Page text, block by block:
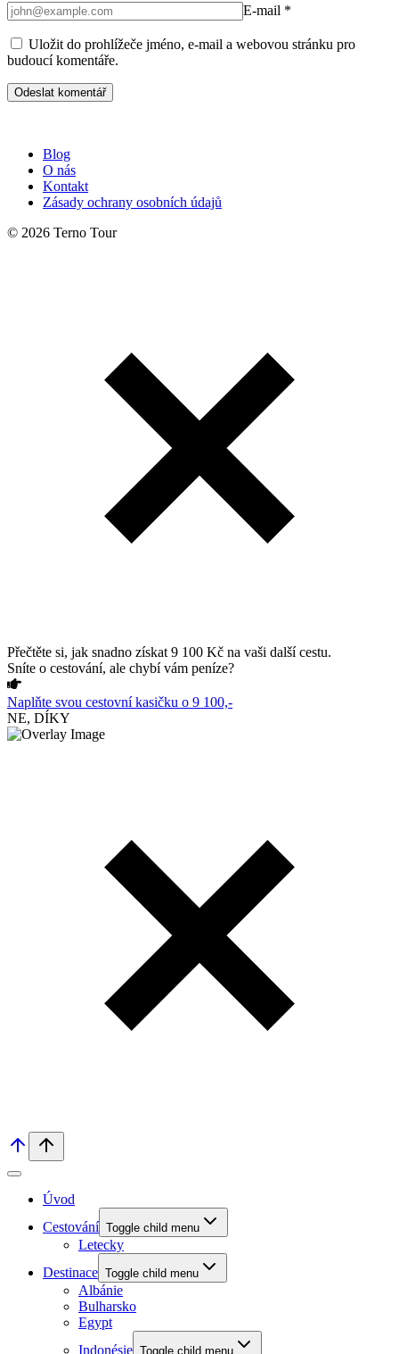
E-mail *
Uložit do prohlížeče jméno, e-mail a webovou stránku pro
budoucí komentáře.
Blog
O nás
Kontakt
Zásady ochrany osobních údajů
© 2026 Terno Tour
Přečtěte si, jak snadno získat 9 100 Kč na vaši další cestu.
Sníte o cestování, ale chybí vám peníze?
Naplňte svou cestovní kasičku o 9 100,-
NE, DÍKY
Úvod
Cestování Toggle child menu
Letecky
Destinace Toggle child menu
Albánie
Bulharsko
Egypt
Indonésie Toggle child menu